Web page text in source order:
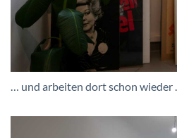
… und arbeiten dort schon